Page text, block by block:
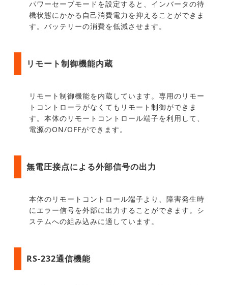
パワーセーブモードを設定すると、インバータの待
機状態にかかる自己消費電力を抑えることができま
す。バッテリーの消費を低減させます。
リモート制御機能内蔵
リモート制御機能を内蔵しています。専用のリモー
トコントローラがなくてもリモート制御ができま
す。本体のリモートコントロール端子を利用して、
電源のON/OFFができます。
無電圧接点による外部信号の出力
本体のリモートコントロール端子より、障害発生時
にエラー信号を外部に出力することができます。シ
ステムへの組み込みに適しています。
RS-232通信機能